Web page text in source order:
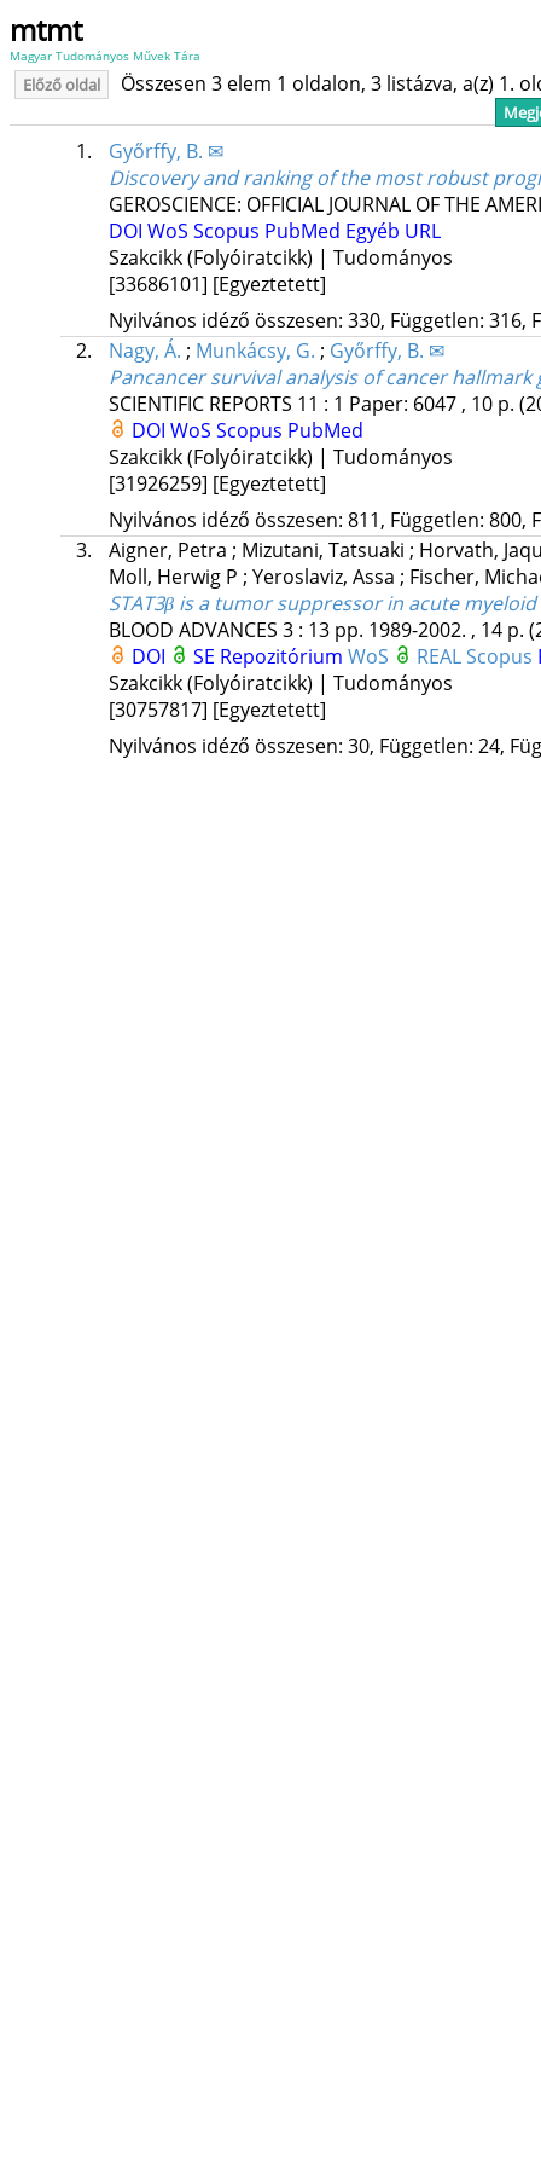
mtmt
Magyar Tudományos Művek Tára
Előző oldal Összesen 3 elem 1 oldalon, 3 listázva, a(z) 1.
1.
Győrffy, B. ✉
Discovery and ranking of the most robust
GEROSCIENCE: OFFICIAL JOURNAL OF THE
DOI WoS Scopus PubMed Egyéb URL
Szakcikk (Folyóiratcikk) | Tudományos
[33686101] [Egyeztetett]
Nyilvános idéző összesen: 330, Független: 316,
2.
Nagy, Á. ; Munkácsy, G. ; Győrffy, B. ✉
Pancancer survival analysis of cancer hallmark
SCIENTIFIC REPORTS 11 : 1 Paper: 6047 , 10 p.
DOI WoS Scopus PubMed
Szakcikk (Folyóiratcikk) | Tudományos
[31926259] [Egyeztetett]
Nyilvános idéző összesen: 811, Független: 800,
3.
Aigner, Petra ; Mizutani, Tatsuaki ; Horvath,
Moll, Herwig P ; Yeroslaviz, Assa ; Fischer,
STAT3β is a tumor suppressor in acute
BLOOD ADVANCES 3: 13 pp. 1989-2002. , 14 p.
DOI
SE Repozitórium WoS REALScopus
Szakcikk (Folyóiratcikk) | Tudományos
[30757817] [Egyeztetett]
Nyilvános idéző összesen: 30, Független: 24,